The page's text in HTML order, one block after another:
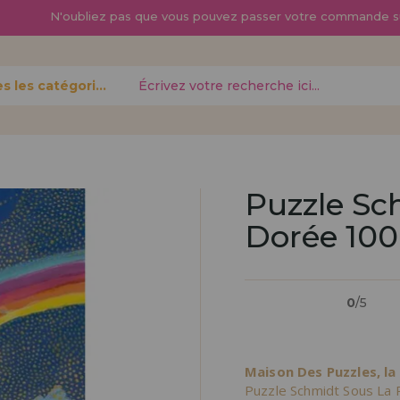
N'oubliez pas que vous pouvez passer votre commande
Je veux
distribution.
Toutes les catégories
Puzzle
Dorée
0/5
Maison Des Puzzles,
Puzzle Schmidt Sous